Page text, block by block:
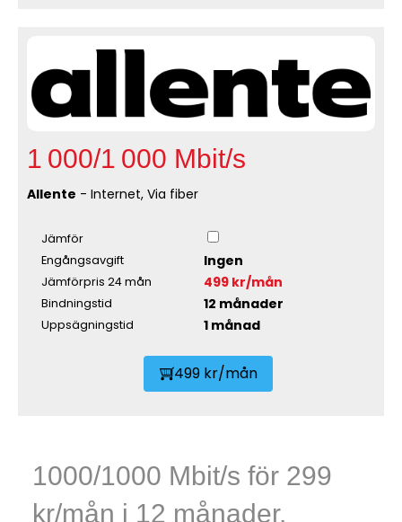
1 000/1 000 Mbit/s
Allente - Internet, Via fiber
Jämför
Engångsavgift
Ingen
Jämförpris 24 mån 499 kr/mån
Bindningstid 12 månader
Uppsägningstid 1 månad
499 kr/mån
1000/1000 Mbit/s för 299
kr/mån i 12 månader.